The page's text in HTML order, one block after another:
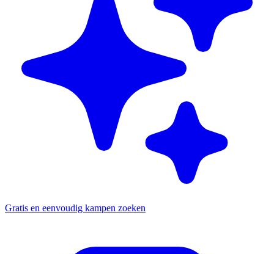
Gratis en eenvoudig kampen zoeken